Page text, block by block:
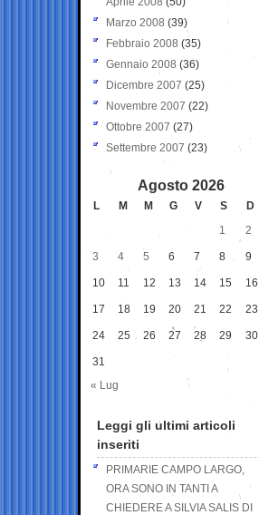
Marzo 2008 (39)
Febbraio 2008 (35)
Gennaio 2008 (36)
Dicembre 2007 (25)
Novembre 2007 (22)
Ottobre 2007 (27)
Settembre 2007 (23)
Agosto 2026
L M M G V S
D
1
2
3 4 5 6 7 8 9
10 11 12 13 14 15 16
17 18 19 20 21 22 23
24 25 26 27 28 29 30
31
« Lug
Leggi gli ultimi articoli
inseriti
PRIMARIE CAMPO LARGO,
ORA SONO IN TANTI A
CHIEDERE A SILVIA SALIS DI